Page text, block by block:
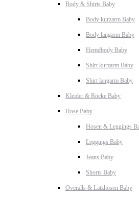
Body & Shirts Baby
Body kurzarm Baby
Body langarm Baby
Hemdbody Baby
Shirt kurzarm Baby
Shirt langarm Baby
Kleider & Röcke Baby
Hose Baby
Hosen & Leggings
Leggings Baby
Jeans Baby
Shorts Baby
Overalls & Latzhosen Baby